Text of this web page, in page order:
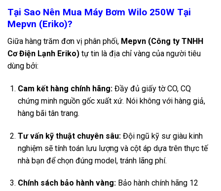
Tại Sao Nên Mua Máy Bơm Wilo 250W Tại
Mepvn (Eriko)?
Giữa hàng trăm đơn vị phân phối, Mepvn (Công ty TNHH
Cơ Điện Lạnh Eriko) tự tin là địa chỉ vàng của người tiêu
dùng bởi:
Cam kết hàng chính hãng:Đầy đủ giấy tờ CO, CQ
chứng minh nguồn gốc xuất xứ. Nói không với hàng giả,
hàng bãi tân trang.
Tư vấn kỹ thuật chuyên sâu:Đội ngũ kỹ sư giàu kinh
nghiệm sẽ tính toán lưu lượng và cột áp dựa trên thực tế
nhà bạn để chọn đúng model, tránh lãng phí.
Chính sách bảo hành vàng:Bảo hành chính hãng 12